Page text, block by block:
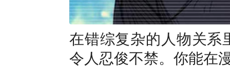
在错综复杂的人物关系
令人忍俊不禁。你能在